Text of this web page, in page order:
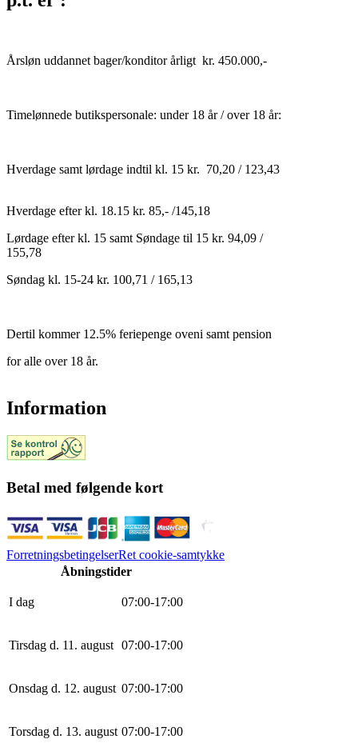
Årsløn uddannet bager/konditor årligt kr. 450.000,-
Timelønnede butikspersonale: under 18 år / over 18 år:
Hverdage samt lørdage indtil kl. 15 kr. 70,20 / 123,43
Hverdage efter kl. 18.15 kr. 85,- /145,18
Lørdage efter kl. 15 samt Søndage til 15 kr. 94,09 /
155,78
Søndag kl. 15-24 kr. 100,71 / 165,13
Dertil kommer 12.5% feriepenge oveni samt pension
for alle over 18 år.
Information
Betal med følgende kort
ForretningsbetingelserRet cookie-samtykke
Åbningstider
I dag 07:00-17:00
Tirsdag d. 11. august 07:00-17:00
Onsdag d. 12. august 07:00-17:00
Torsdag d. 13. august 07:00-17:00